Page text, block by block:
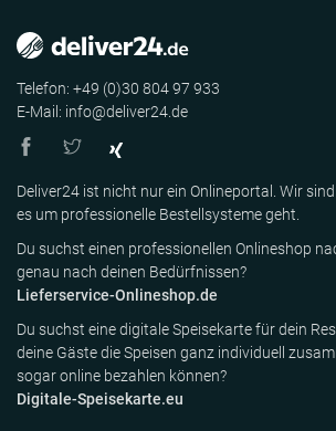
Telefon: +49 (0)30 804 97 933
E-Mail: info@deliver24.de
Deliver24 ist nicht nur ein Onlineportal. Wir
es um professionelle Bestellsysteme geht.
Du suchst einen professionellen Onlineshop
genau nach deinen Bedürfnissen?
Lieferservice-Onlineshop.de
Du suchst eine digitale Speisekarte für dein
deine Gäste die Speisen ganz individuell
sogar online bezahlen können?
Digitale-Speisekarte.eu